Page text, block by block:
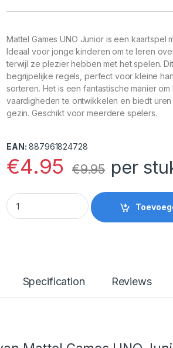
Mattel Games UNO Junior is een kaartspel
Ideaal voor jonge kinderen om te leren
terwijl ze plezier hebben met het spelen.
begrijpelijke regels, perfect voor kleine
sorteren. Het is een fantastische manier
vaardigheden te ontwikkelen en biedt
gezin. Geschikt voor meerdere spelers.
EAN: 887961824728
€4.95 €9.95 per
Mattel Games UNO Junior - Kaartspel -
Specification Reviews